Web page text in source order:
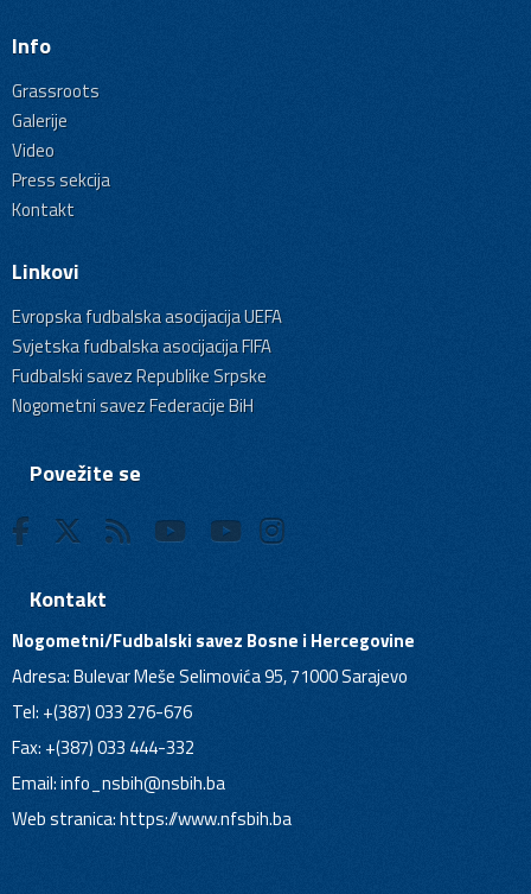
Info
Grassroots
Galerije
Video
Press sekcija
Kontakt
Linkovi
Evropska fudbalska asocijacija UEFA
Svjetska fudbalska asocijacija FIFA
Fudbalski savez Republike Srpske
Nogometni savez Federacije BiH
Povežite se
Kontakt
Nogometni/Fudbalski savez Bosne i Hercegovine
Adresa: Bulevar Meše Selimovića 95, 71000 Sarajevo
Tel: +(387) 033 276-676
Fax: +(387) 033 444-332
Email:info_nsbih@nsbih.ba
Web stranica: https://www.nfsbih.ba